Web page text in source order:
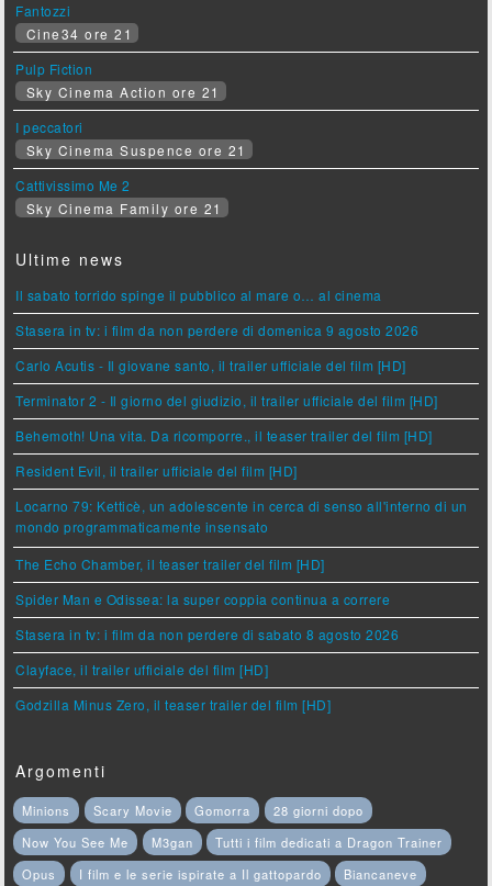
Fantozzi
Cine34 ore 21
Pulp Fiction
Sky Cinema Action ore 21
I peccatori
Sky Cinema Suspence ore 21
Cattivissimo Me 2
Sky Cinema Family ore 21
Ultime news
Il sabato torrido spinge il pubblico al mare o… al cinema
Stasera in tv: i film da non perdere di domenica 9 agosto 2026
Carlo Acutis - Il giovane santo, il trailer ufficiale del film [HD]
Terminator 2 - Il giorno del giudizio, il trailer ufficiale del film [HD]
Behemoth! Una vita. Da ricomporre., il teaser trailer del film [HD]
Resident Evil, il trailer ufficiale del film [HD]
Locarno 79: Ketticè, un adolescente in cerca di senso all'interno di un
mondo programmaticamente insensato
The Echo Chamber, il teaser trailer del film [HD]
Spider Man e Odissea: la super coppia continua a correre
Stasera in tv: i film da non perdere di sabato 8 agosto 2026
Clayface, il trailer ufficiale del film [HD]
Godzilla Minus Zero, il teaser trailer del film [HD]
Argomenti
Minions Scary Movie Gomorra
28 giorni dopo
Now You See Me
M3gan
Tutti i film dedicati a Dragon Trainer
Opus
I film e le serie ispirate a Il gattopardo
Biancaneve